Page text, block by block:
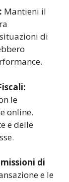
Mantieni il
di
le
online.
e delle
di
e le